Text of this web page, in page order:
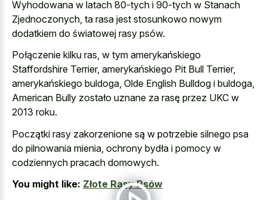
Wyhodowana w latach 80-tych i 90-tych w Stanach
Zjednoczonych, ta rasa jest stosunkowo nowym
dodatkiem do światowej rasy psów.
Połączenie kilku ras, w tym amerykańskiego
Staffordshire Terrier, amerykańskiego Pit Bull Terrier,
amerykańskiego buldoga, Olde English Bulldog i buldoga,
American Bully zostało uznane za rasę przez UKC w
2013 roku.
Początki rasy zakorzenione są w potrzebie silnego psa
do pilnowania mienia, ochrony bydła i pomocy w
codziennych pracach domowych.
You might like: Złote Rasy Psów